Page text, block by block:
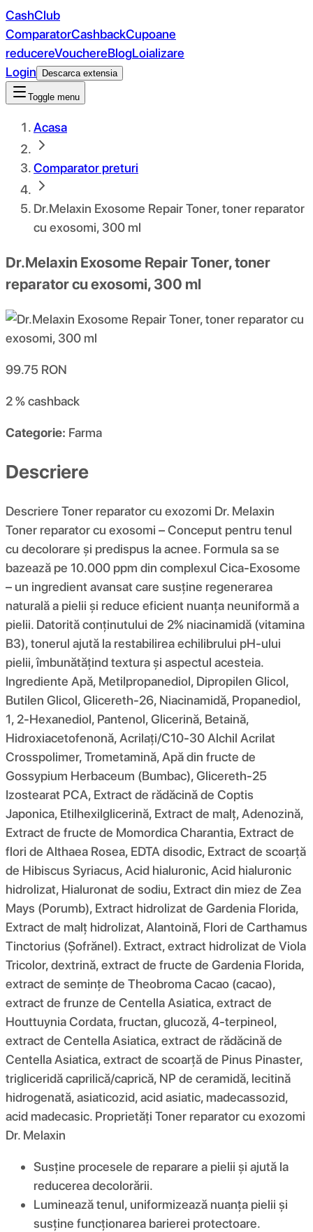
CashClub
ComparatorCashbackCupoane
reducereVouchereBlogLoializare
Login
Descarca extensia
Toggle menu
Acasa
Comparator preturi
Dr.Melaxin Exosome Repair Toner, toner reparator
cu exosomi, 300 ml
Dr.Melaxin Exosome Repair Toner, toner
reparator cu exosomi, 300 ml
99.75 RON
2 %cashback
Categorie: Farma
Descriere
Descriere Toner reparator cu exozomi Dr. Melaxin
Toner reparator cu exosomi – Conceput pentru tenul
cu decolorare și predispus la acnee. Formula sa se
bazează pe 10.000 ppm din complexul Cica-Exosome
– un ingredient avansat care susține regenerarea
naturală a pielii și reduce eficient nuanța neuniformă a
pielii. Datorită conținutului de 2% niacinamidă (vitamina
B3), tonerul ajută la restabilirea echilibrului pH-ului
pielii, îmbunătățind textura și aspectul acesteia.
Ingrediente Apă, Metilpropanediol, Dipropilen Glicol,
Butilen Glicol, Glicereth-26, Niacinamidă, Propanediol,
1, 2-Hexanediol, Pantenol, Glicerină, Betaină,
Hidroxiacetofenonă, Acrilați/C10-30 Alchil Acrilat
Crosspolimer, Trometamină, Apă din fructe de
Gossypium Herbaceum (Bumbac), Glicereth-25
Izostearat PCA, Extract de rădăcină de Coptis
Japonica, Etilhexilglicerină, Extract de malț, Adenozină,
Extract de fructe de Momordica Charantia, Extract de
flori de Althaea Rosea, EDTA disodic, Extract de scoarță
de Hibiscus Syriacus, Acid hialuronic, Acid hialuronic
hidrolizat, Hialuronat de sodiu, Extract din miez de Zea
Mays (Porumb), Extract hidrolizat de Gardenia Florida,
Extract de malț hidrolizat, Alantoină, Flori de Carthamus
Tinctorius (Șofrănel). Extract, extract hidrolizat de Viola
Tricolor, dextrină, extract de fructe de Gardenia Florida,
extract de semințe de Theobroma Cacao (cacao),
extract de frunze de Centella Asiatica, extract de
Houttuynia Cordata, fructan, glucoză, 4-terpineol,
extract de Centella Asiatica, extract de rădăcină de
Centella Asiatica, extract de scoarță de Pinus Pinaster,
trigliceridă caprilică/caprică, NP de ceramidă, lecitină
hidrogenată, asiaticozid, acid asiatic, madecassozid,
acid madecasic. Proprietăți Toner reparator cu exozomi
Dr. Melaxin
Susține procesele de reparare a pielii și ajută la
reducerea decolorării.
Luminează tenul, uniformizează nuanța pielii și
susține funcționarea barierei protectoare.